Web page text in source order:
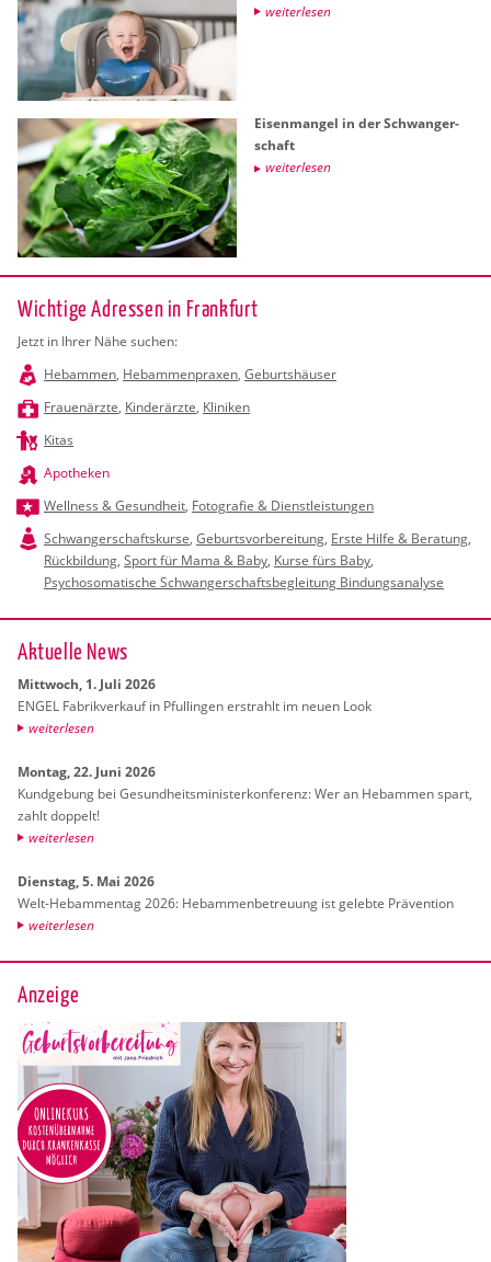
wei­ter­le­sen
Ei­sen­man­gel in der Schwan­ger­
schaft
wei­ter­le­sen
Wichtige Adressen in Frankfurt
Jetzt in Ihrer Nähe suchen:
Hebammen, Hebammenpraxen, Geburtshäuser
Frauenärzte, Kinderärzte, Kliniken
Kitas
Apotheken
Wellness & Gesundheit, Fotografie & Dienstleistungen
Schwangerschaftskurse, Geburtsvorbereitung, Erste Hilfe & Beratung,
Rückbildung, Sport für Mama & Baby, Kurse fürs Baby,
Psychosomatische Schwangerschaftsbegleitung Bindungsanalyse
Ak­tu­el­le News
Mitt­woch, 1. Juli 2026
ENGEL Fa­brik­ver­kauf in Pful­lin­gen er­strahlt im neuen Look
wei­ter­le­sen
Mon­tag, 22. Juni 2026
Kund­ge­bung bei Ge­sund­heits­mi­nis­ter­kon­fe­renz: Wer an Heb­am­men spart,
zahlt dop­pelt!
wei­ter­le­sen
Diens­tag, 5. Mai 2026
Welt-Heb­am­men­tag 2026: Heb­am­men­be­treu­ung ist ge­leb­te Prä­ven­ti­on
wei­ter­le­sen
Anzeige